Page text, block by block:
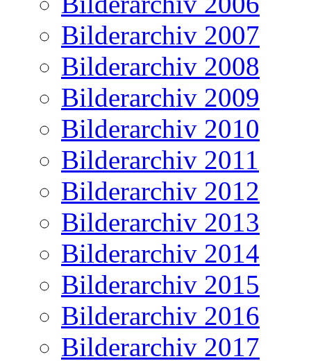
Bilderarchiv 2007
Bilderarchiv 2008
Bilderarchiv 2009
Bilderarchiv 2010
Bilderarchiv 2011
Bilderarchiv 2012
Bilderarchiv 2013
Bilderarchiv 2014
Bilderarchiv 2015
Bilderarchiv 2016
Bilderarchiv 2017